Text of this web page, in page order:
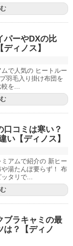
パーやDXの比
ィノス】
で人気の ヒートルー
羽毛入り掛け布団を
を...
口コミは寒い？
い【ディノス】
アムで紹介の 新ヒー
や湯たんぽ要らず！ 布
タリで...
ブラキャミの最
は？【ディノ